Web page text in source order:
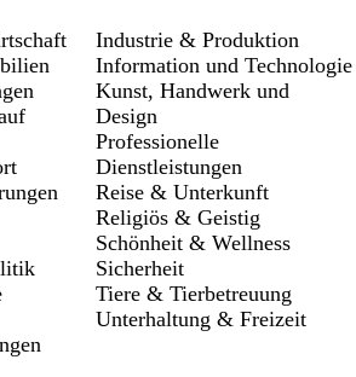
Industrie & Produktion
Information und Technologie
Kunst, Handwerk und
Design
Professionelle
Dienstleistungen
Reise & Unterkunft
Religiös & Geistig
Schönheit & Wellness
Sicherheit
Tiere & Tierbetreuung
Unterhaltung & Freizeit